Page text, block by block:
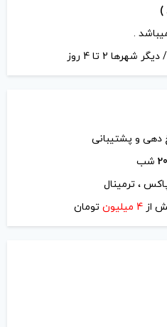
محصول را توصیه می‌کنم
Blvk Mango
)
.
دهی و پشتیبانی
20 شب
، ترمینال
از 4 میلیون تومان